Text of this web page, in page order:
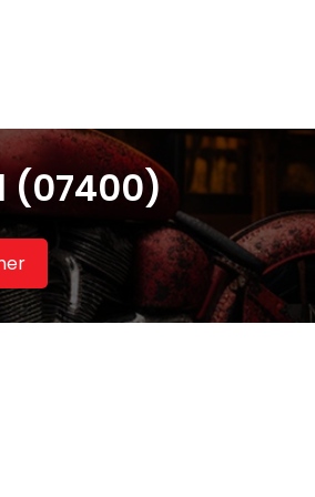
(07400)